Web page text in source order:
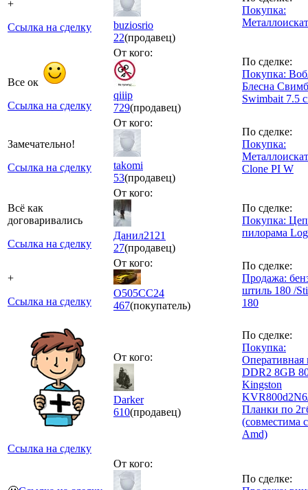
+
Ссылка на сделку
buziosrio
22(продавец)
Покупка:
Все ок
Ссылка на сделку
От кого:
qiiip
729(продавец)
По сделке:
Покупка:
Блесна
Swimbait 7.5
Замечательно!
Ссылка на сделку
От кого:
takomi
53(продавец)
По сделке:
Покупка:
Clone PI W
Всё как
договаривались
Ссылка на сделку
От кого:
Данил2121
27(продавец)
По сделке:
Покупка:
пилорама
+
Ссылка на сделку
От кого:
О505СС24
467(покупатель)
По сделке:
Продажа:
штиль 180 /
180
Ссылка на сделку
От кого:
Darker
610(продавец)
По сделке:
Покупка:
Оперативная
DDR2 8GB
Kingston
Планки по
(совместима
Amd)
От кого:
По сделке: